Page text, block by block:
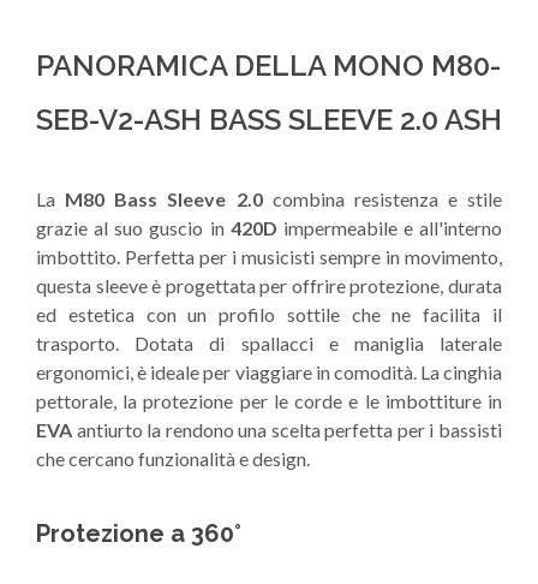
PANORAMICA DELLA MONO M80-
SEB-V2-ASH BASS SLEEVE 2.0 ASH
La M80 Bass Sleeve 2.0combina resistenza e stile
grazie al suo guscio in 420D impermeabile e all'interno
imbottito. Perfetta per i musicisti sempre in movimento,
questa sleeve è progettata per offrire protezione, durata
ed estetica con un profilo sottile che ne facilita il
trasporto. Dotata di spallacci e maniglia laterale
ergonomici, è ideale per viaggiare in comodità. La cinghia
pettorale, la protezione per le corde e le imbottiture in
EVA antiurto la rendono una scelta perfetta per i bassisti
che cercano funzionalità e design.
Protezione a 360°